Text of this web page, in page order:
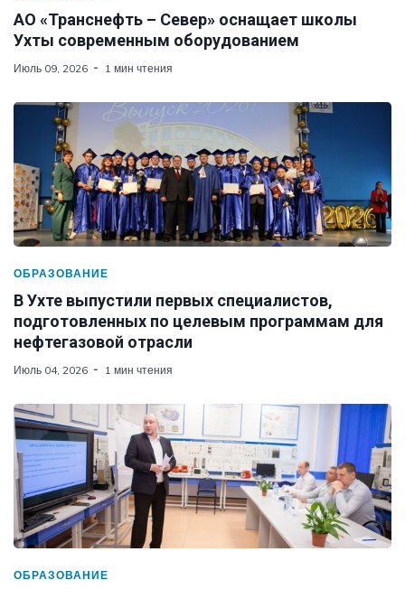
АО «Транснефть – Север» оснащает школы
Ухты современным оборудованием
Июль 09, 2026 1 мин чтения
ОБРАЗОВАНИЕ
В Ухте выпустили первых специалистов,
подготовленных по целевым программам для
нефтегазовой отрасли
Июль 04, 2026 1 мин чтения
ОБРАЗОВАНИЕ